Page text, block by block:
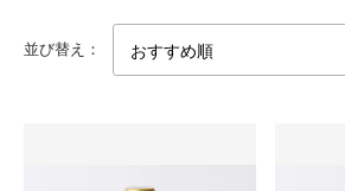
並び替え：